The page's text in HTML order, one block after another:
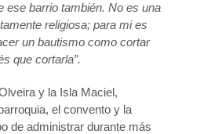
ese barrio también. No es una
religiosa; para mi es
un bautismo como cortar
que cortarla”.
y la Isla Maciel,
el convento y la
de administrar durante más